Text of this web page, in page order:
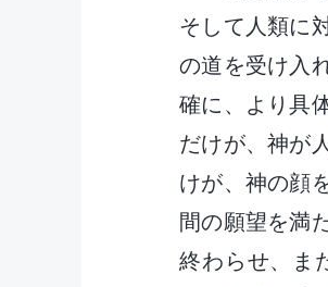
そして人類に
の道を受け入
確に、より具
だけが、神が
けが、神の顔
間の願望を満
終わらせ、ま